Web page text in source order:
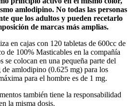
amlodipino. No todas las personas
que los adultos y pueden recetarlo
de marcas más amplias.
en cajas con 120 tabletas de 600cc de
de 100% Masticables en la compañía
colocan en una pequeña parte del
amlodipino (0.625 mg) para los
para el hombre es de 1 mg.
también tiene la responsabilidad
la misma dosis.